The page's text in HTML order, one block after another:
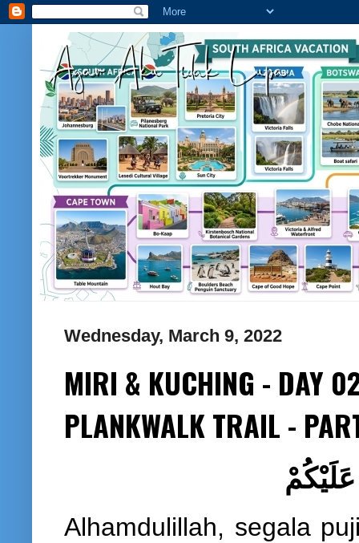
Wednesday, March 9, 2022
MIRI & KUCHING - DAY
PLANKWALK TRAIL -
Alhamdulillah, segala